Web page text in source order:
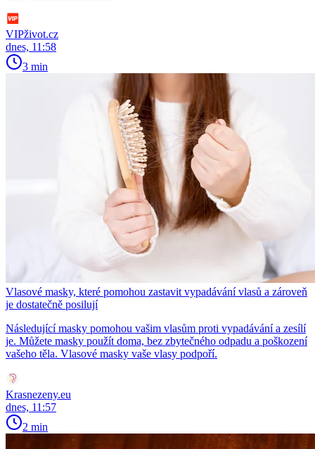
VIPživot.cz
dnes, 11:58
3 min
Vlasové masky, které pomohou zastavit vypadávání vlasů a zároveň
je dostatečně posilují
Následující masky pomohou vašim vlasům proti vypadávání a zesílí
je. Můžete masky použít doma, bez zbytečného odpadu a poškození
vašeho těla. Vlasové masky vaše vlasy podpoří.
Krasnezeny.eu
dnes, 11:57
2 min